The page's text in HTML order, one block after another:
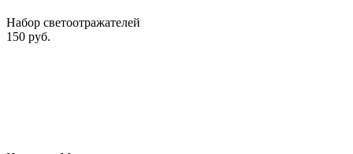
Набор светоотражателей
150 руб.